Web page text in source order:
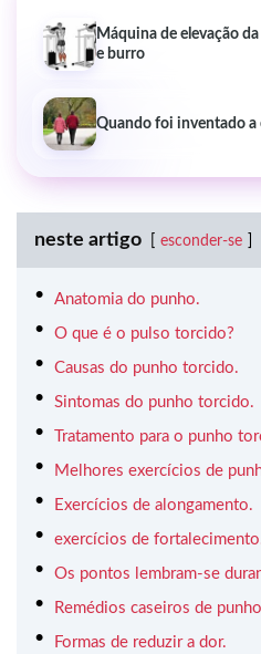
Máquina de elevação
e burro
Quando foi inventado a
neste artigo esconder-se
Anatomia do punho.
O que é o pulso torcido?
Causas do punho torcido.
Sintomas do punho torcido.
Tratamento para o punho
Melhores exercícios de
Exercícios de alongamento.
exercícios de
Os pontos lembram-se
Remédios caseiros de
Formas de reduzir a dor.